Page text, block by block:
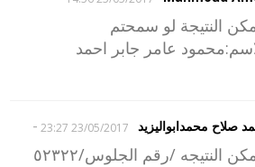
النتيجة لو سمحتم
عامر جابر احمد
صلاح محمدابواليزيد 23/05/2017 23:27
-
النتيجه /رقم الجلوس/٥٢٣٢٢